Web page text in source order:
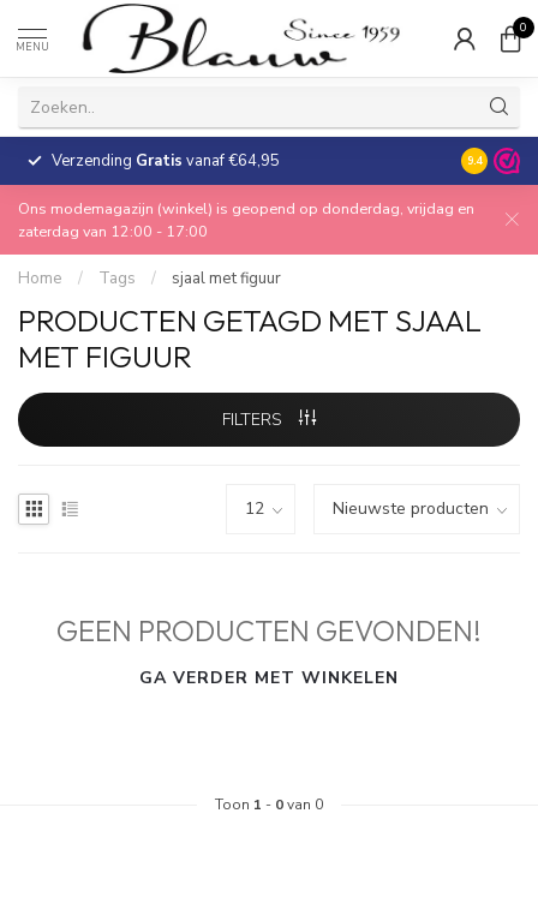
MENU
0
Verzending Gratis vanaf €64,95 30 dagen
9.4
Ons modemagazijn (winkel) is geopend op donderdag, vrijdag en
zaterdag van 12:00 - 17:00
Home / Tags / sjaal met figuur
PRODUCTEN GETAGD MET SJAAL
MET FIGUUR
FILTERS
GEEN PRODUCTEN GEVONDEN!
GA VERDER MET WINKELEN
Toon 1 - 0van 0